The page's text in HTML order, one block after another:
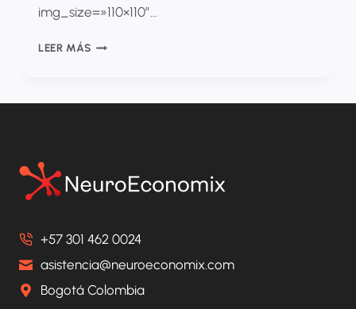
img_size=»110×110″…
LEER MÁS¿CÓMO
A
LOS
LOS
PAGADORES?
+57 301 462 0024
asistencia@neuroeconomix.com
Bogotá Colombia